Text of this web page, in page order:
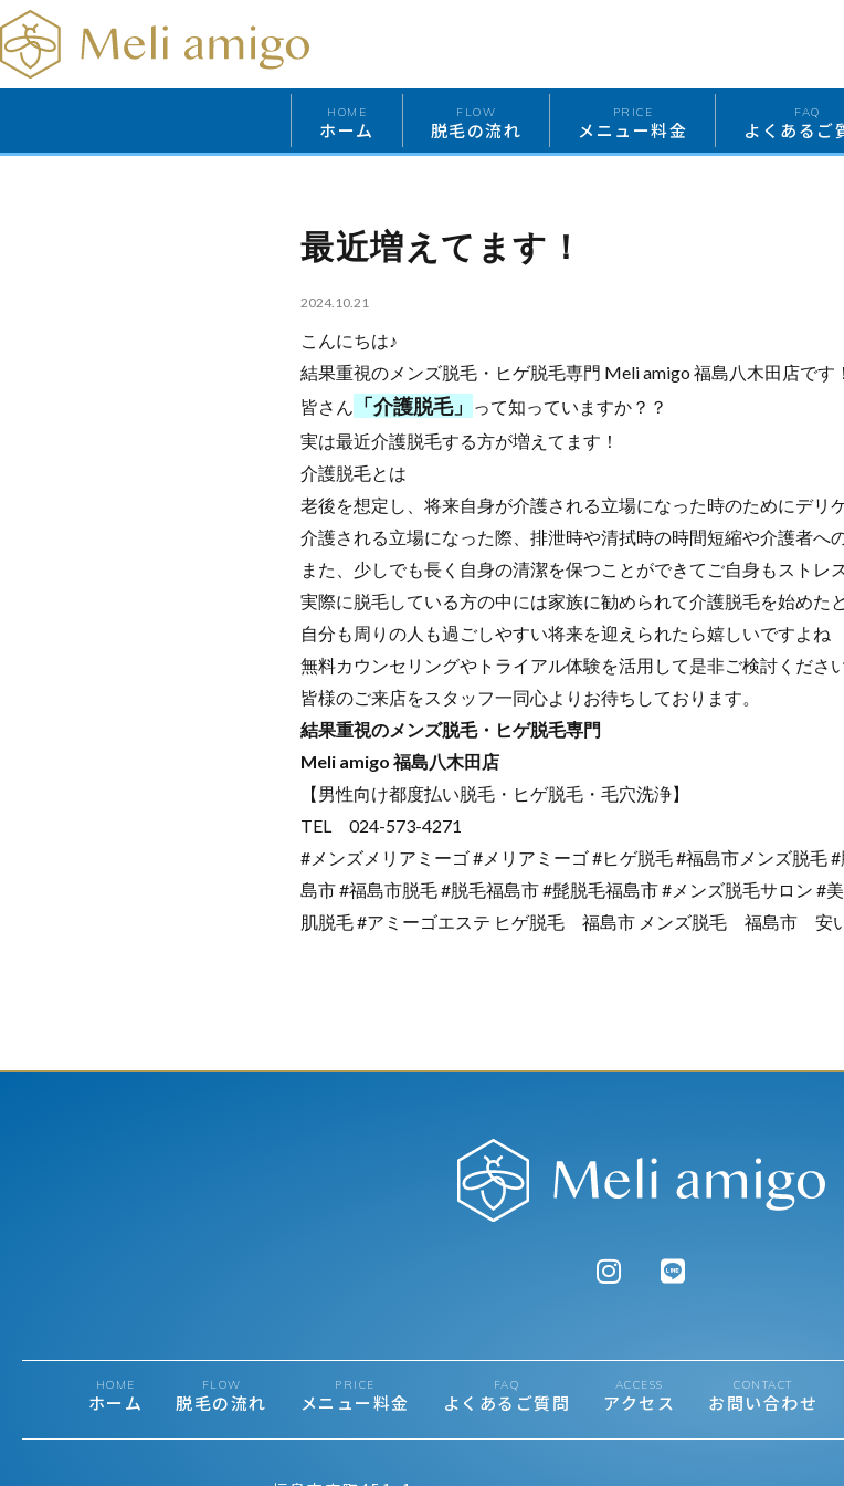
HOME
ホーム
FLOW
脱毛の流れ
PRICE
メニュー料金
FAQ
よくあるご
最近増えてます！
2024.10.21
こんにちは♪
結果重視のメンズ脱毛・ヒゲ脱毛専門 Meli amigo 福島八木田店です！
皆さん 「介護脱毛」
って知っていますか？？
実は最近介護脱毛する方が増えてます！
介護脱毛とは
老後を想定し、将来自身が介護される立場になった時のためにデリ
介護される立場になった際、排泄時や清拭時の時間短縮や介護者へ
また、少しでも長く自身の清潔を保つことができてご自身もストレ
実際に脱毛している方の中には家族に勧められて介護脱毛を始めた
自分も周りの人も過ごしやすい将来を迎えられたら嬉しいですよね
無料カウンセリングやトライアル体験を活用して是非ご検討くださ
皆様のご来店をスタッフ一同心よりお待ちしております。
結果重視のメンズ脱毛・ヒゲ脱毛専門
Meli amigo 福島八木田店
【男性向け都度払い脱毛・ヒゲ脱毛・毛穴洗浄】
TEL 024-573-4271
#メンズメリアミーゴ #メリアミーゴ #ヒゲ脱毛 #福島市メンズ脱毛
島市 #福島市脱毛 #脱毛福島市 #髭脱毛福島市 #メンズ脱毛サロン #
肌脱毛 #アミーゴエステ ヒゲ脱毛 福島市 メンズ脱毛 福島市
HOME
ホーム
FLOW
脱毛の流れ
PRICE
メニュー料金
FAQ
よくあるご質問
ACCESS
アクセス
CONTACT
お問い合わせ